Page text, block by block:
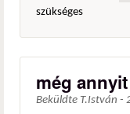
szükséges
még annyit
Beküldte T.István -